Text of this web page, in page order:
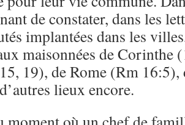
de constater, dans les
implantées dans les
maisonnées de Corinthe
19), de Rome (Rm
lieux encore.